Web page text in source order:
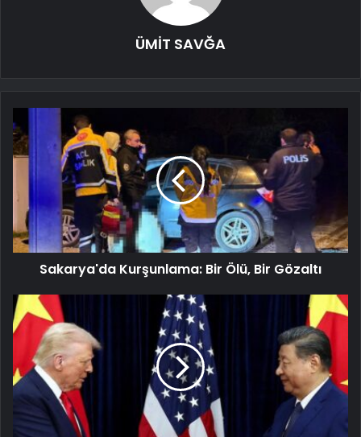
ÜMİT SAVĞA
Sakarya'da Kurşunlama: Bir Ölü, Bir Gözaltı